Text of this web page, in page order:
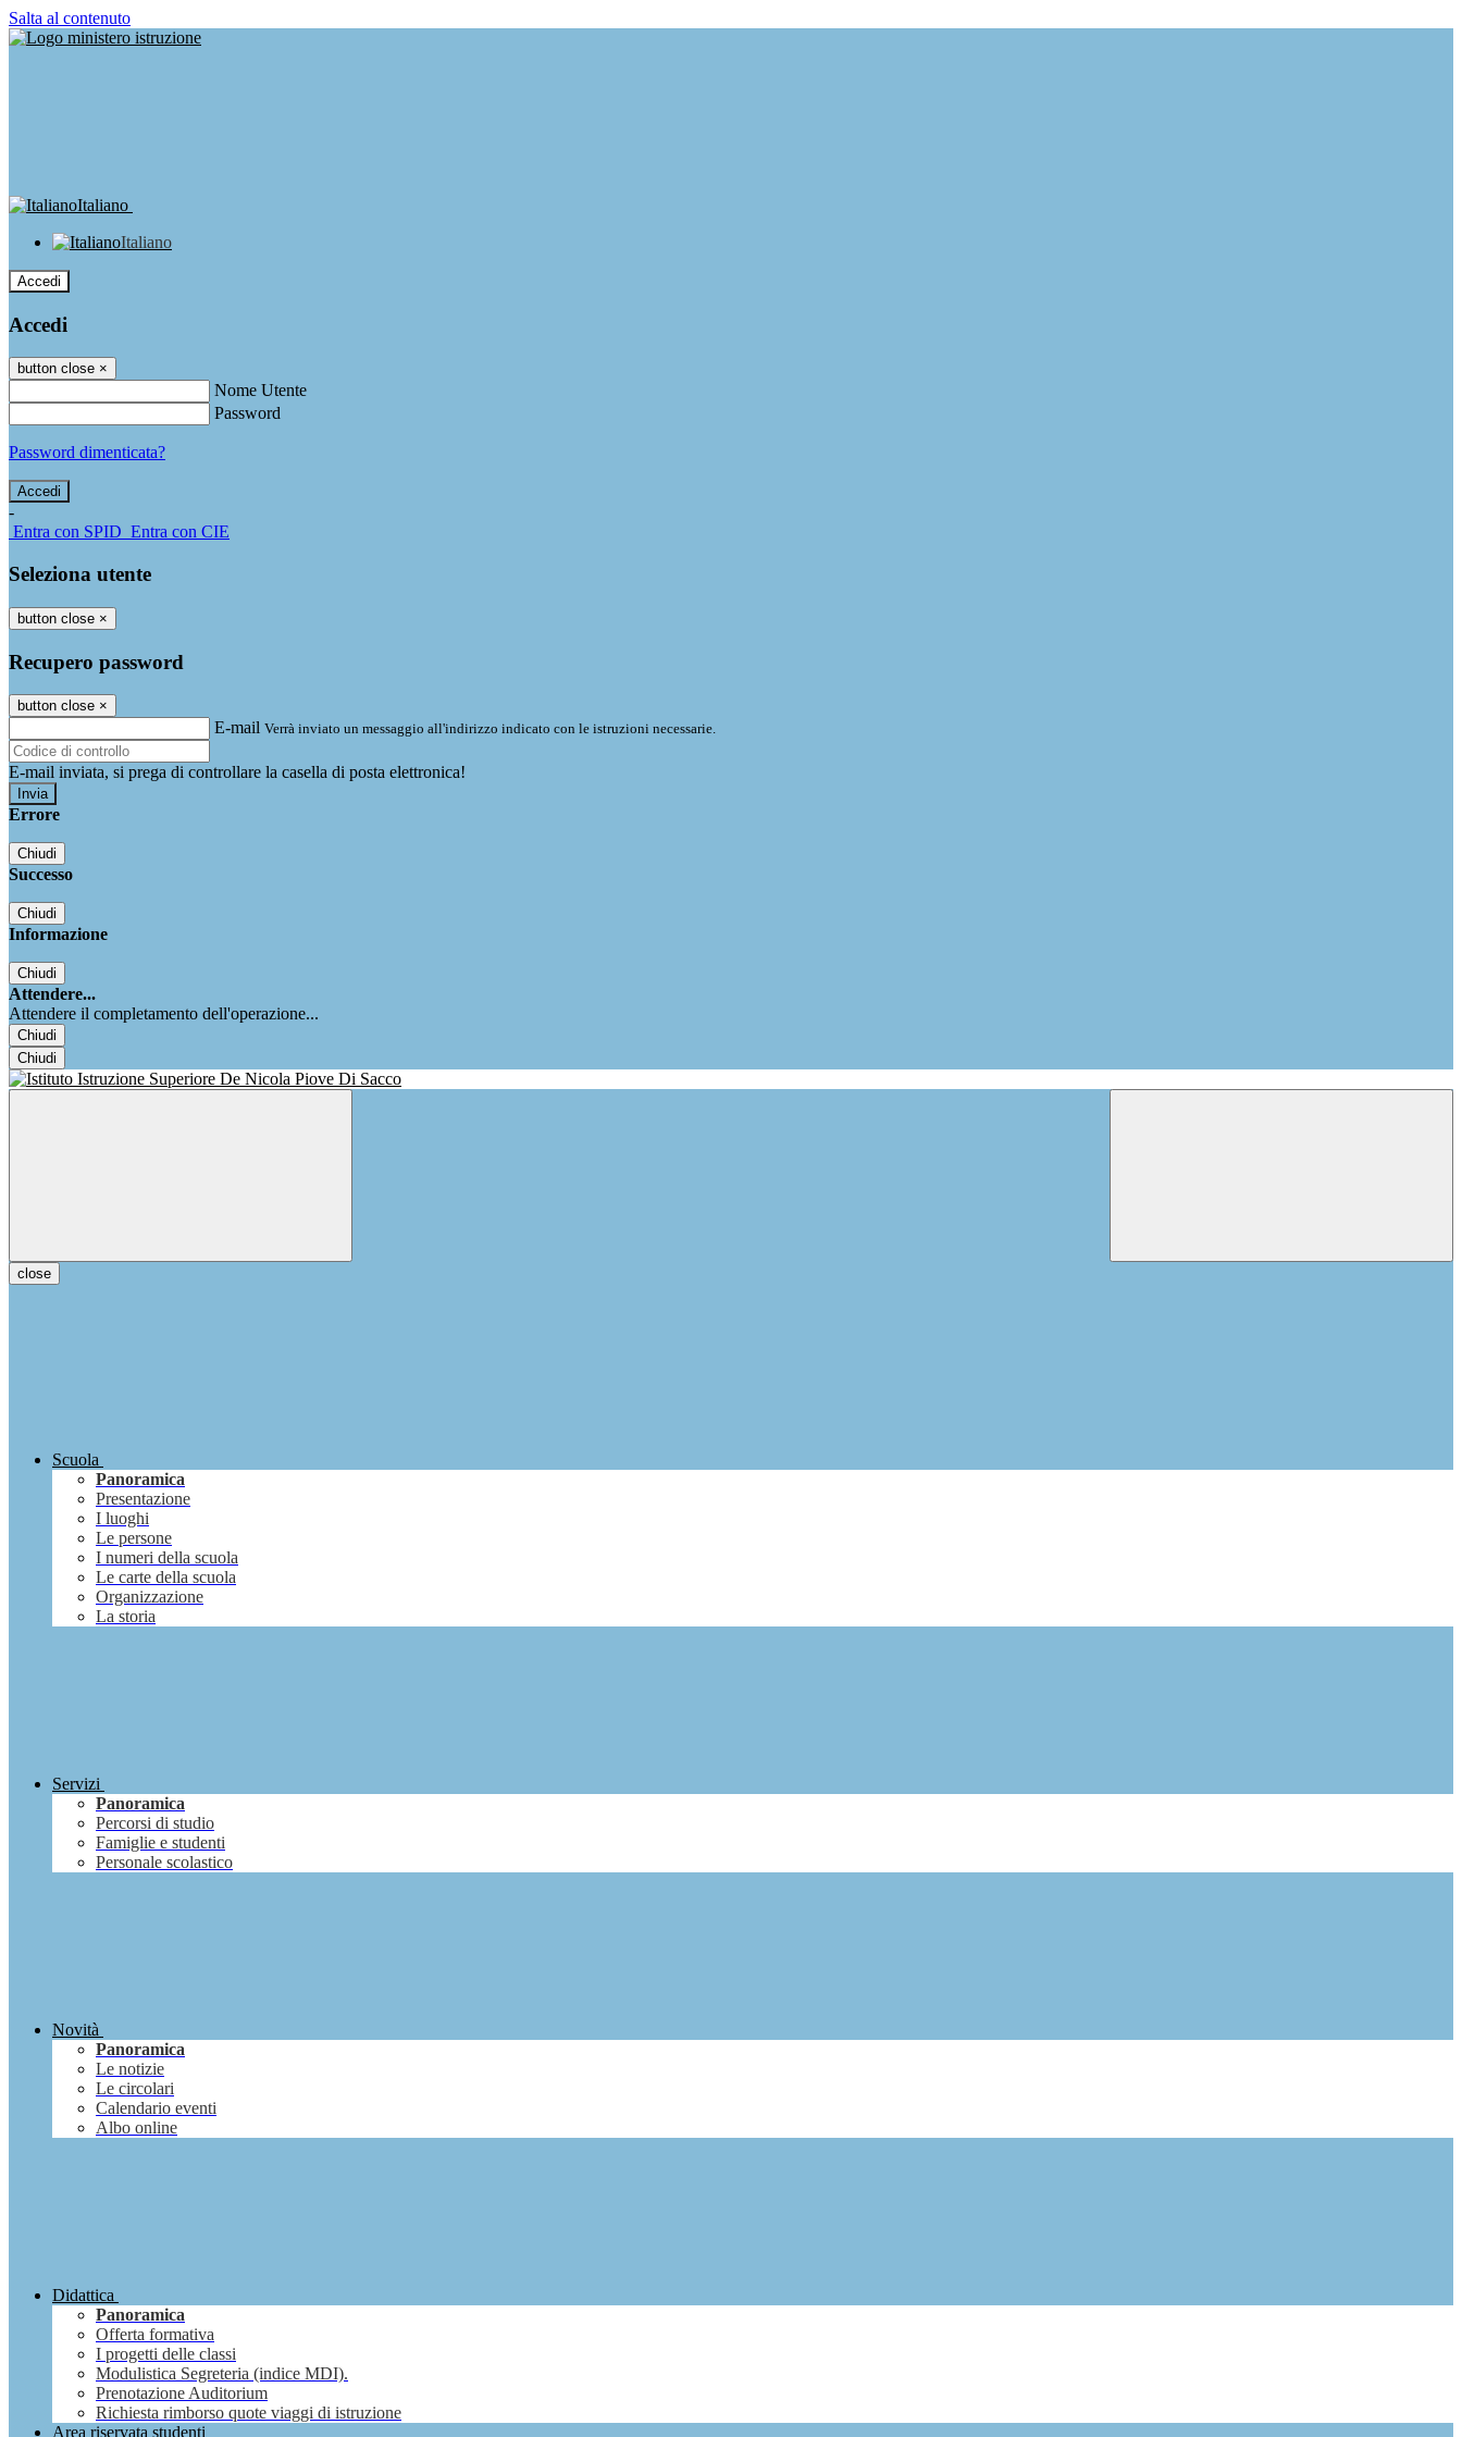
Salta al contenuto
Italiano
Italiano
Accedi
Accedi
button close ×
Nome Utente
Password
Password dimenticata?
-
Entra con SPID Entra con CIE
Seleziona utente
button close ×
Recupero password
button close ×
E-mail Verrà inviato un messaggio all'indirizzo indicato con le istruzioni necessarie.
E-mail inviata, si prega di controllare la casella di posta elettronica!
Errore
Chiudi
Successo
Chiudi
Informazione
Chiudi
Attendere...
Attendere il completamento dell'operazione...
Chiudi
Chiudi
close
Scuola
Panoramica
Presentazione
I luoghi
Le persone
I numeri della scuola
Le carte della scuola
Organizzazione
La storia
Servizi
Panoramica
Percorsi di studio
Famiglie e studenti
Personale scolastico
Novità
Panoramica
Le notizie
Le circolari
Calendario eventi
Albo online
Didattica
Panoramica
Offerta formativa
I progetti delle classi
Modulistica Segreteria (indice MDI).
Prenotazione Auditorium
Richiesta rimborso quote viaggi di istruzione
Area riservata studenti